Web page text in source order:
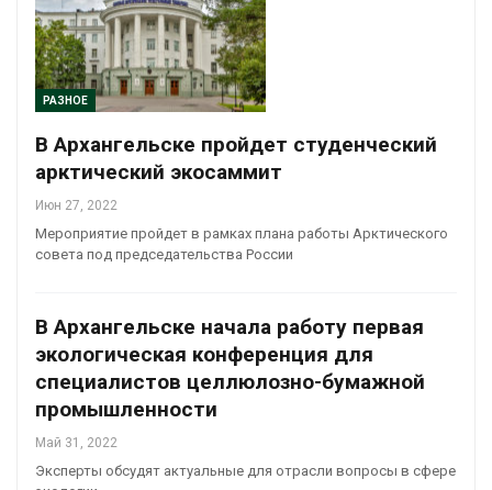
РАЗНОЕ
В Архангельске пройдет студенческий
арктический экосаммит
Июн 27, 2022
Мероприятие пройдет в рамках плана работы Арктического
совета под председательства России
В Архангельске начала работу первая
экологическая конференция для
специалистов целлюлозно-бумажной
промышленности
Май 31, 2022
Эксперты обсудят актуальные для отрасли вопросы в сфере